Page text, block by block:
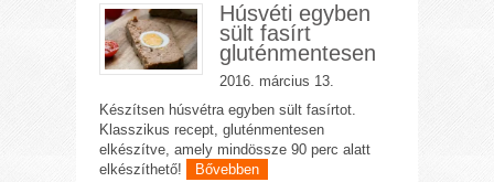
Húsvéti egyben
sült fasírt
gluténmentesen
2016. március 13.
Készítsen húsvétra egyben sült fasírtot.
Klasszikus recept, gluténmentesen
elkészítve, amely mindössze 90 perc alatt
elkészíthető!
Bővebben